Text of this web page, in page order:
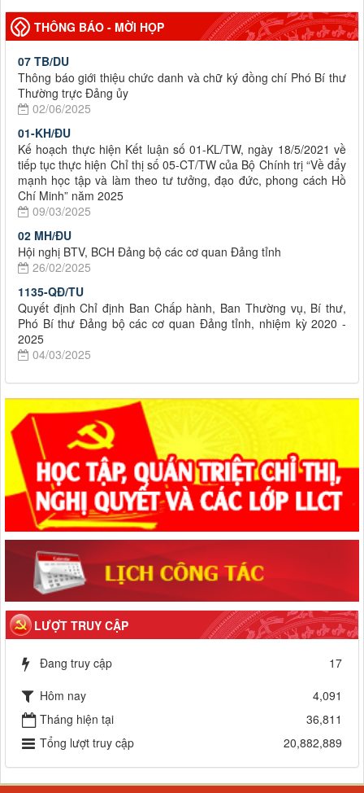
THÔNG BÁO - MỜI HỌP
07 TB/DU
Thông báo giới thiệu chức danh và chữ ký đồng chí Phó Bí thư
Thường trực Đảng ủy
02/06/2025
01-KH/ĐU
Kế hoạch thực hiện Kết luận số 01-KL/TW, ngày 18/5/2021 về
tiếp tục thực hiện Chỉ thị số 05-CT/TW của Bộ Chính trị “Về đẩy
mạnh học tập và làm theo tư tưởng, đạo đức, phong cách Hồ
Chí Minh” năm 2025
09/03/2025
02 MH/ĐU
Hội nghị BTV, BCH Đảng bộ các cơ quan Đảng tỉnh
26/02/2025
1135-QĐ/TU
Quyết định Chỉ định Ban Chấp hành, Ban Thường vụ, Bí thư,
Phó Bí thư Đảng bộ các cơ quan Đảng tỉnh, nhiệm kỳ 2020 -
2025
04/03/2025
LƯỢT TRUY CẬP
Đang truy cập
17
Hôm nay
4,091
Tháng hiện tại
36,811
Tổng lượt truy cập
20,882,889